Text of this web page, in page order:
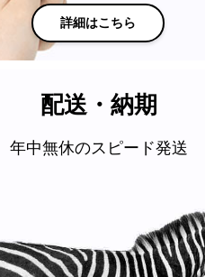
詳細はこちら
配送・納期
年中無休のスピード発送